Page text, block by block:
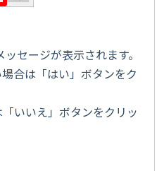
セージが表示されます。
合は「はい」ボタンをク
いいえ」ボタンをクリッ